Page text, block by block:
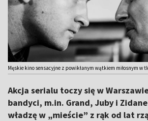
Męskie kino sensacyjne z powikłanym wątkiem miłosnym w
Akcja serialu toczy się w
bandyci, m.in. Grand, Juby i
władzę w „mieście” z rąk od lat